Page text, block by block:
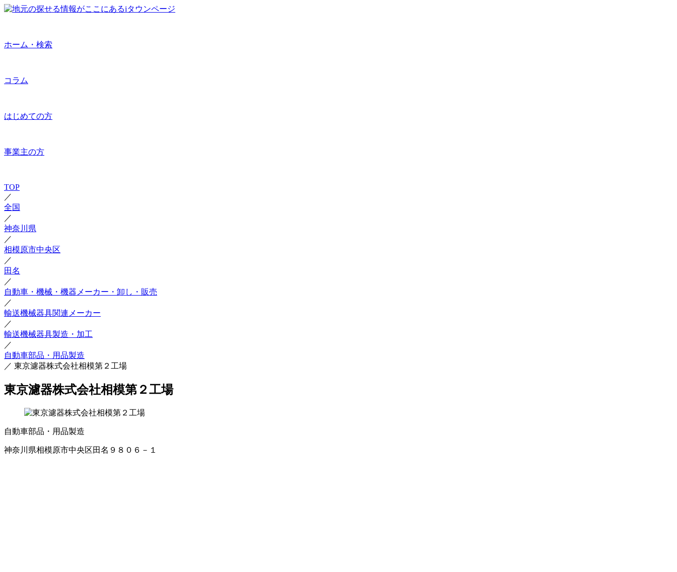
ホーム・検索
コラム
はじめての方
事業主の方
TOP
／
全国
／
神奈川県
／
相模原市中央区
／
田名
／
自動車・機械・機器メーカー・卸し・販売
／
輸送機械器具関連メーカー
／
輸送機械器具製造・加工
／
自動車部品・用品製造
／ 東京濾器株式会社相模第２工場
東京濾器株式会社相模第２工場
自動車部品・用品製造
神奈川県相模原市中央区田名９８０６－１